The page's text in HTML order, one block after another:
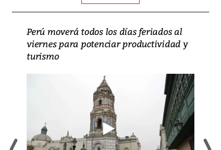
Perú moverá todos los días feriados al
viernes para potenciar productividad y
turismo